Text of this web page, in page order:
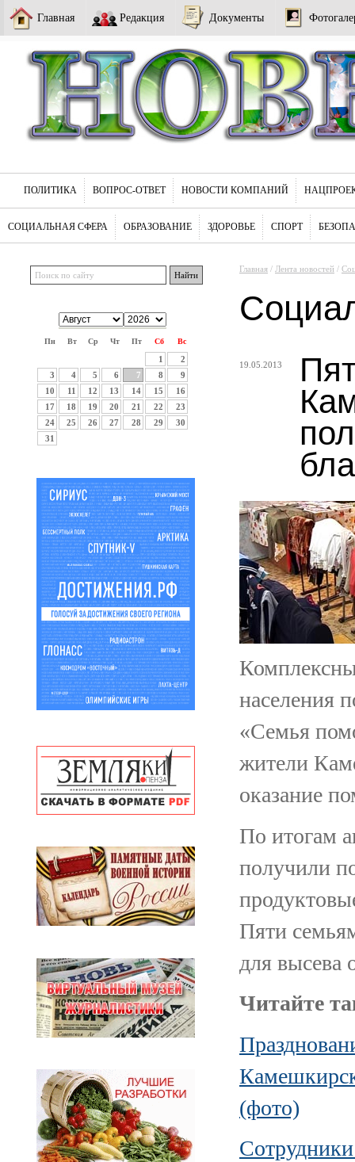
Главная Редакция Документы
ПОЛИТИКА ВОПРОС-ОТВЕТ НОВОСТИ КОМПАНИЙ
СОЦИАЛЬНАЯ СФЕРА ОБРАЗОВАНИЕ ЗДОРОВЬЕ СПОРТ
Пн Вт Ср Чт Пт Сб Вс
1
2
3
4 5 6 7 8
9
10
11 12 13 14 15
16
17
18 19 20 21 22
23
24
25 26 27 28 29
30
31
Главная / Лента новостей /
19.05.2013
населения
«Семья
жители
оказание
По итогам
получили
Пяти
для высева
Читайте
(фото)